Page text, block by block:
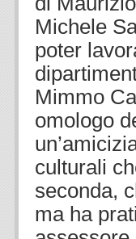
Michele
poter
Mimmo
omologo
culturali
seconda,
ma ha